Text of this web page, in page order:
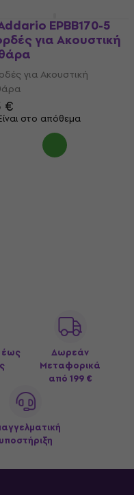
EPBB170-5
για Ακουστική
για Ακουστική
€
στο απόθεμα
έως
Δωρεάν
Μεταφορικά
από 199 €
υποστήριξη